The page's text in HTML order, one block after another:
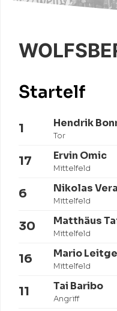
Startelf
1 Hendrik
Tor
17 Ervin Omic
Mittelfeld
6 Nikolas
Mittelfeld
30 Matthäus
Mittelfeld
16 Mario
Mittelfeld
11 Tai Baribo
Angriff